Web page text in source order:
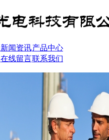
新闻资讯产品中心
在线留言联系我们